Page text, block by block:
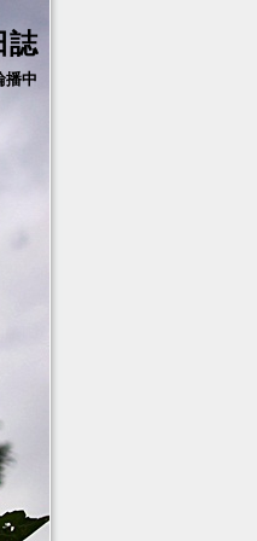
誌
播中